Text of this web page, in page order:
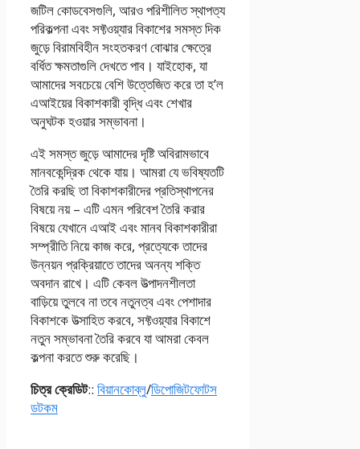
জটিল কোডবেসগুলি, আরও পরিশীলিত স্থাপত্য
পরিকল্পনা এবং সফ্টওয়্যার বিকাশের সমস্ত দিক
জুড়ে বিরামবিহীন সংহতকরণ বোঝার ক্ষেত্রে
বর্ধিত ক্ষমতাগুলি দেখতে পাব। যাইহোক, যা
আমাদের সবচেয়ে বেশি উত্তেজিত করে তা হ’ল
এআইয়ের বিকাশকারী বৃদ্ধি এবং শেখার
অনুঘটক হওয়ার সম্ভাবনা।
এই সমস্ত জুড়ে আমাদের দৃষ্টি অবিরামভাবে
মানবকেন্দ্রিক থেকে যায়। আমরা যে ভবিষ্যতটি
তৈরি করছি তা বিকাশকারীদের প্রতিস্থাপনের
বিষয়ে নয় – এটি এমন পরিবেশ তৈরি করার
বিষয়ে যেখানে এআই এবং মানব বিকাশকারীরা
সম্প্রীতি নিয়ে কাজ করে, প্রত্যেকে তাদের
উন্নয়ন প্রক্রিয়াতে তাদের অনন্য শক্তি
অবদান রাখে। এটি কেবল উত্পাদনশীলতা
বাড়িয়ে তুলবে না তবে নতুনত্ব এবং পেশাদার
বিকাশকে উত্সাহিত করবে, সফ্টওয়্যার বিকাশে
নতুন সম্ভাবনা তৈরি করবে যা আমরা কেবল
কল্পনা করতে শুরু করেছি।
চিত্র ক্রেডিট:: বিয়ানকোব্লু/ডিপোজিটফোটস
ডটকম